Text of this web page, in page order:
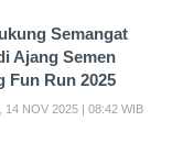
Semangat
Ajang Semen
Fun Run 2025
14 NOV 2025 | 08:42 WIB